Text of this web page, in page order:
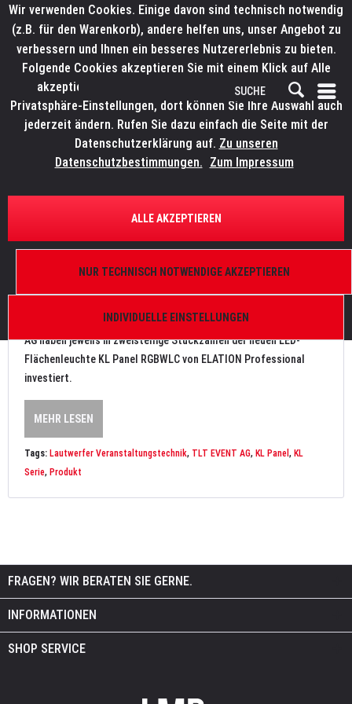
FILTERN
ELATION KL Panel bei Lautwerfer und TLT
Von: Bianca Wilmsmann 04.10.20 16:30 0 Kommentare
Die Lautwerfer Veranstaltungstechnik GmbH und die TLT Event
AG haben jeweils in zweistellige Stückzahlen der neuen LED-
Flächenleuchte KL Panel RGBWLC von ELATION Professional
investiert.
MEHR LESEN
Tags: Lautwerfer Veranstaltungstechnik, TLT EVENT AG, KL Panel , KL
Serie, Produkt
FRAGEN? WIR BERATEN SIE GERNE.
INFORMATIONEN
SHOP SERVICE
Wir verwenden Cookies. Einige davon sind technisch notwendig
(z.B. für den Warenkorb), andere helfen uns, unser Angebot zu
verbessern und Ihnen ein besseres Nutzererlebnis zu bieten.
Folgende Cookies akzeptieren Sie mit einem Klick auf Alle
akzeptieren. Weitere Informationen finden Sie in den
Privatsphäre-Einstellungen, dort können Sie Ihre Auswahl auch
jederzeit ändern. Rufen Sie dazu einfach die Seite mit der
Datenschutzerklärung auf. Zu unseren
Datenschutzbestimmungen. Zum Impressum
INDIVIDUELLE EINSTELLUNGEN
NUR TECHNISCH NOTWENDIGE AKZEPTIEREN
ALLE AKZEPTIEREN